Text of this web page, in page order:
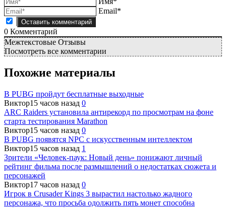
Email*
0 Комментарий
Межтекстовые Отзывы
Посмотреть все комментарии
Похожие материалы
В PUBG пройдут бесплатные выходные
Виктор15 часов назад 0
ARC Raiders установила антирекорд по просмотрам на фоне
старта тестирования Marathon
Виктор15 часов назад 0
В PUBG появятся NPC с искусственным интеллектом
Виктор15 часов назад 1
Зрители «Человек-паук: Новый день» понижают личный
рейтинг фильма после размышлений о недостатках сюжета и
персонажей
Виктор17 часов назад 0
Игрок в Crusader Kings 3 вырастил настолько жадного
персонажа, что просьба одолжить пять монет способна